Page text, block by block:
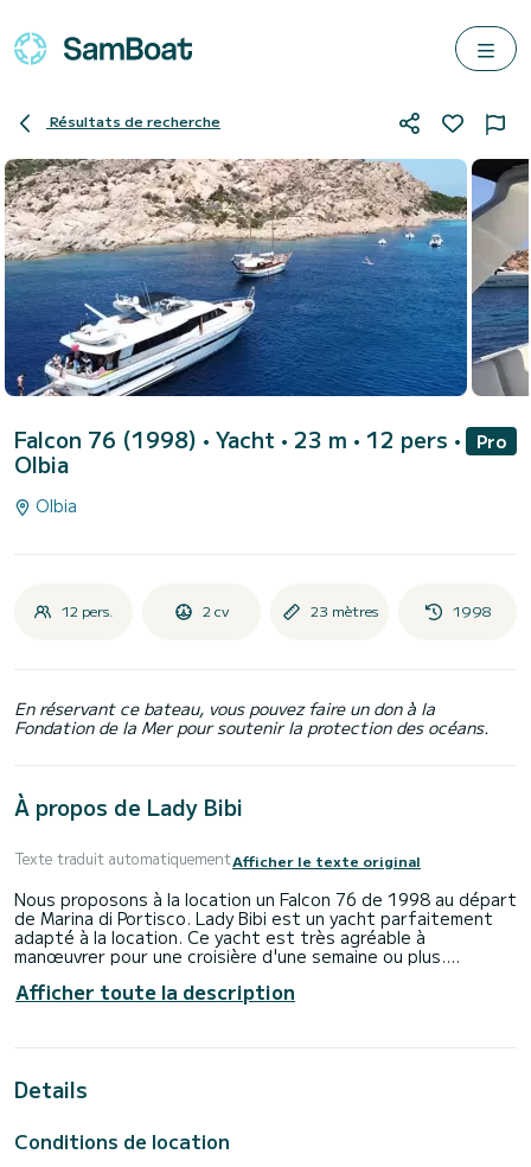
Résultats de recherche
Falcon 76 (1998) • Yacht • 23 m • 12 pers •
Olbia
Pro
Olbia
12 pers. 2 cv 23 mètres 1998
En réservant ce bateau, vous pouvez faire un don à la
Fondation de la Mer pour soutenir la protection des océans.
À propos de Lady Bibi
Texte traduit automatiquementAfficher le texte original
Nous proposons à la location un Falcon 76 de 1998 au départ
de Marina di Portisco. Lady Bibi est un yacht parfaitement
adapté à la location. Ce yacht est très agréable à
manœuvrer pour une croisière d'une semaine ou plus.
Le bateau dispose de 3 cabines tout confort et une
capacité d'embarcation de 7 personnes. Avec une longueur
des vacances extraordinaires sur l'eau dans les environs
Il possède notamment les équipements suivants : Moteur
Afficher toute la description
Details
Conditions de location